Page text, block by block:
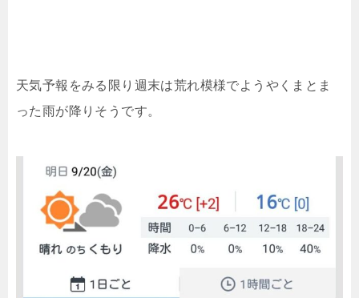
天気予報をみる限り週末は荒れ模様でようやくまとま
った雨が降りそうです。